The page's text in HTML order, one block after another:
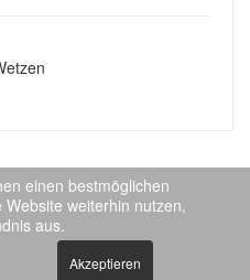
einen bestmöglichen
weiterhin nutzen,
aus.
Akzeptieren